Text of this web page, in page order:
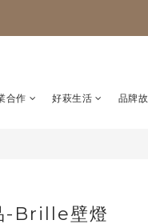
合作 好萩生活 品牌
-Brille壁燈